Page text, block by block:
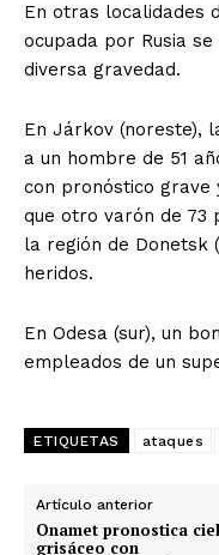
En otras localidades
ocupada por Rusia
diversa gravedad.
En Járkov (noreste),
a un hombre de 51
con pronóstico grave
que otro varón de 73
la región de Donetsk
heridos.
En Odesa (sur), un
empleados de un
ETIQUETAS ataques
Artículo anterior
Onamet pronostica
grisáceo con